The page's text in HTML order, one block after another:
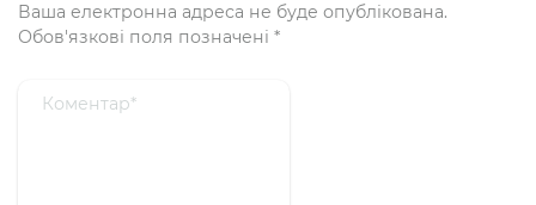
Ваша електронна адреса не буде опублікована.
Обов'язкові поля позначені *